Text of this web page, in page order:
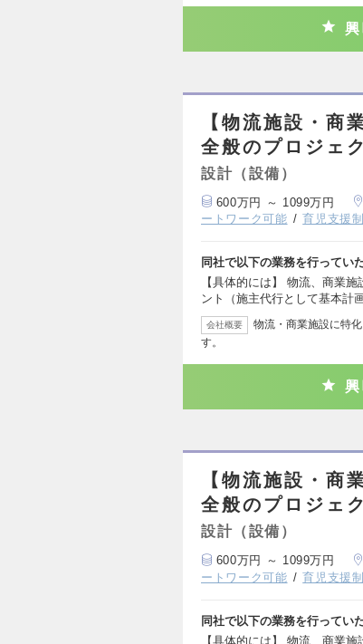
【物流施設・商
全般のプロジェ
設計（設備）
600万円 ～ 1099万円
ートワーク可能
育児支援
同社で以下の業務を行ってい
【具体的には】 物流、商業
ント（施主代行として基本計
会社概要
物流・商業施設に特
す。
【物流施設・商
全般のプロジェ
設計（設備）
600万円 ～ 1099万円
ートワーク可能
育児支援
同社で以下の業務を行ってい
【具体的には】 物流、商業